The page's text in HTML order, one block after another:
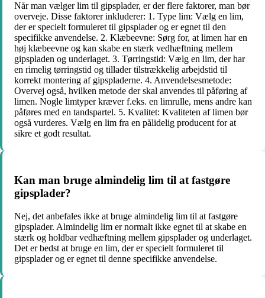
Når man vælger lim til gipsplader, er der flere faktorer, man bør
overveje. Disse faktorer inkluderer: 1. Type lim: Vælg en lim,
der er specielt formuleret til gipsplader og er egnet til den
specifikke anvendelse. 2. Klæbeevne: Sørg for, at limen har en
høj klæbeevne og kan skabe en stærk vedhæftning mellem
gipspladen og underlaget. 3. Tørringstid: Vælg en lim, der har
en rimelig tørringstid og tillader tilstrækkelig arbejdstid til
korrekt montering af gipspladerne. 4. Anvendelsesmetode:
Overvej også, hvilken metode der skal anvendes til påføring af
limen. Nogle limtyper kræver f.eks. en limrulle, mens andre kan
påføres med en tandspartel. 5. Kvalitet: Kvaliteten af limen bør
også vurderes. Vælg en lim fra en pålidelig producent for at
sikre et godt resultat.
Kan man bruge almindelig lim til at fastgøre
gipsplader?
Nej, det anbefales ikke at bruge almindelig lim til at fastgøre
gipsplader. Almindelig lim er normalt ikke egnet til at skabe en
stærk og holdbar vedhæftning mellem gipsplader og underlaget.
Det er bedst at bruge en lim, der er specielt formuleret til
gipsplader og er egnet til denne specifikke anvendelse.